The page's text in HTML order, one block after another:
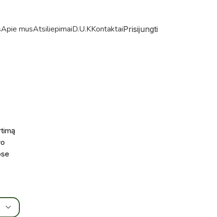
Apie musAtsiliepimaiD.U.KKontaktaiPrisijungti